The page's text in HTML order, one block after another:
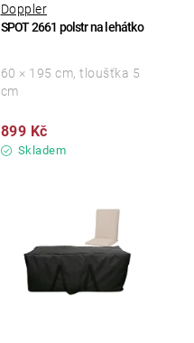
SPOT 2661 polstr na lehátko
Doppler
Skladem
899 Kč
60 × 195 cm, tloušťka 5
cm